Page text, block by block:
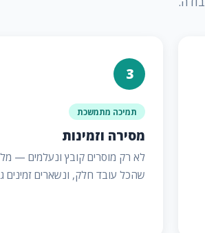
3
תמיכה מתמשכת
מסירה וזמינות
לא רק מוסרים קובץ ונעלמים —
שהכל עובד חלק, ונשארים זמינים